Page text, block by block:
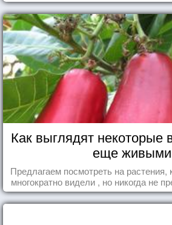
Как выглядят некоторые
еще
Предлагаем посмотреть на
многократно видели , но никогда не
употребляете их в